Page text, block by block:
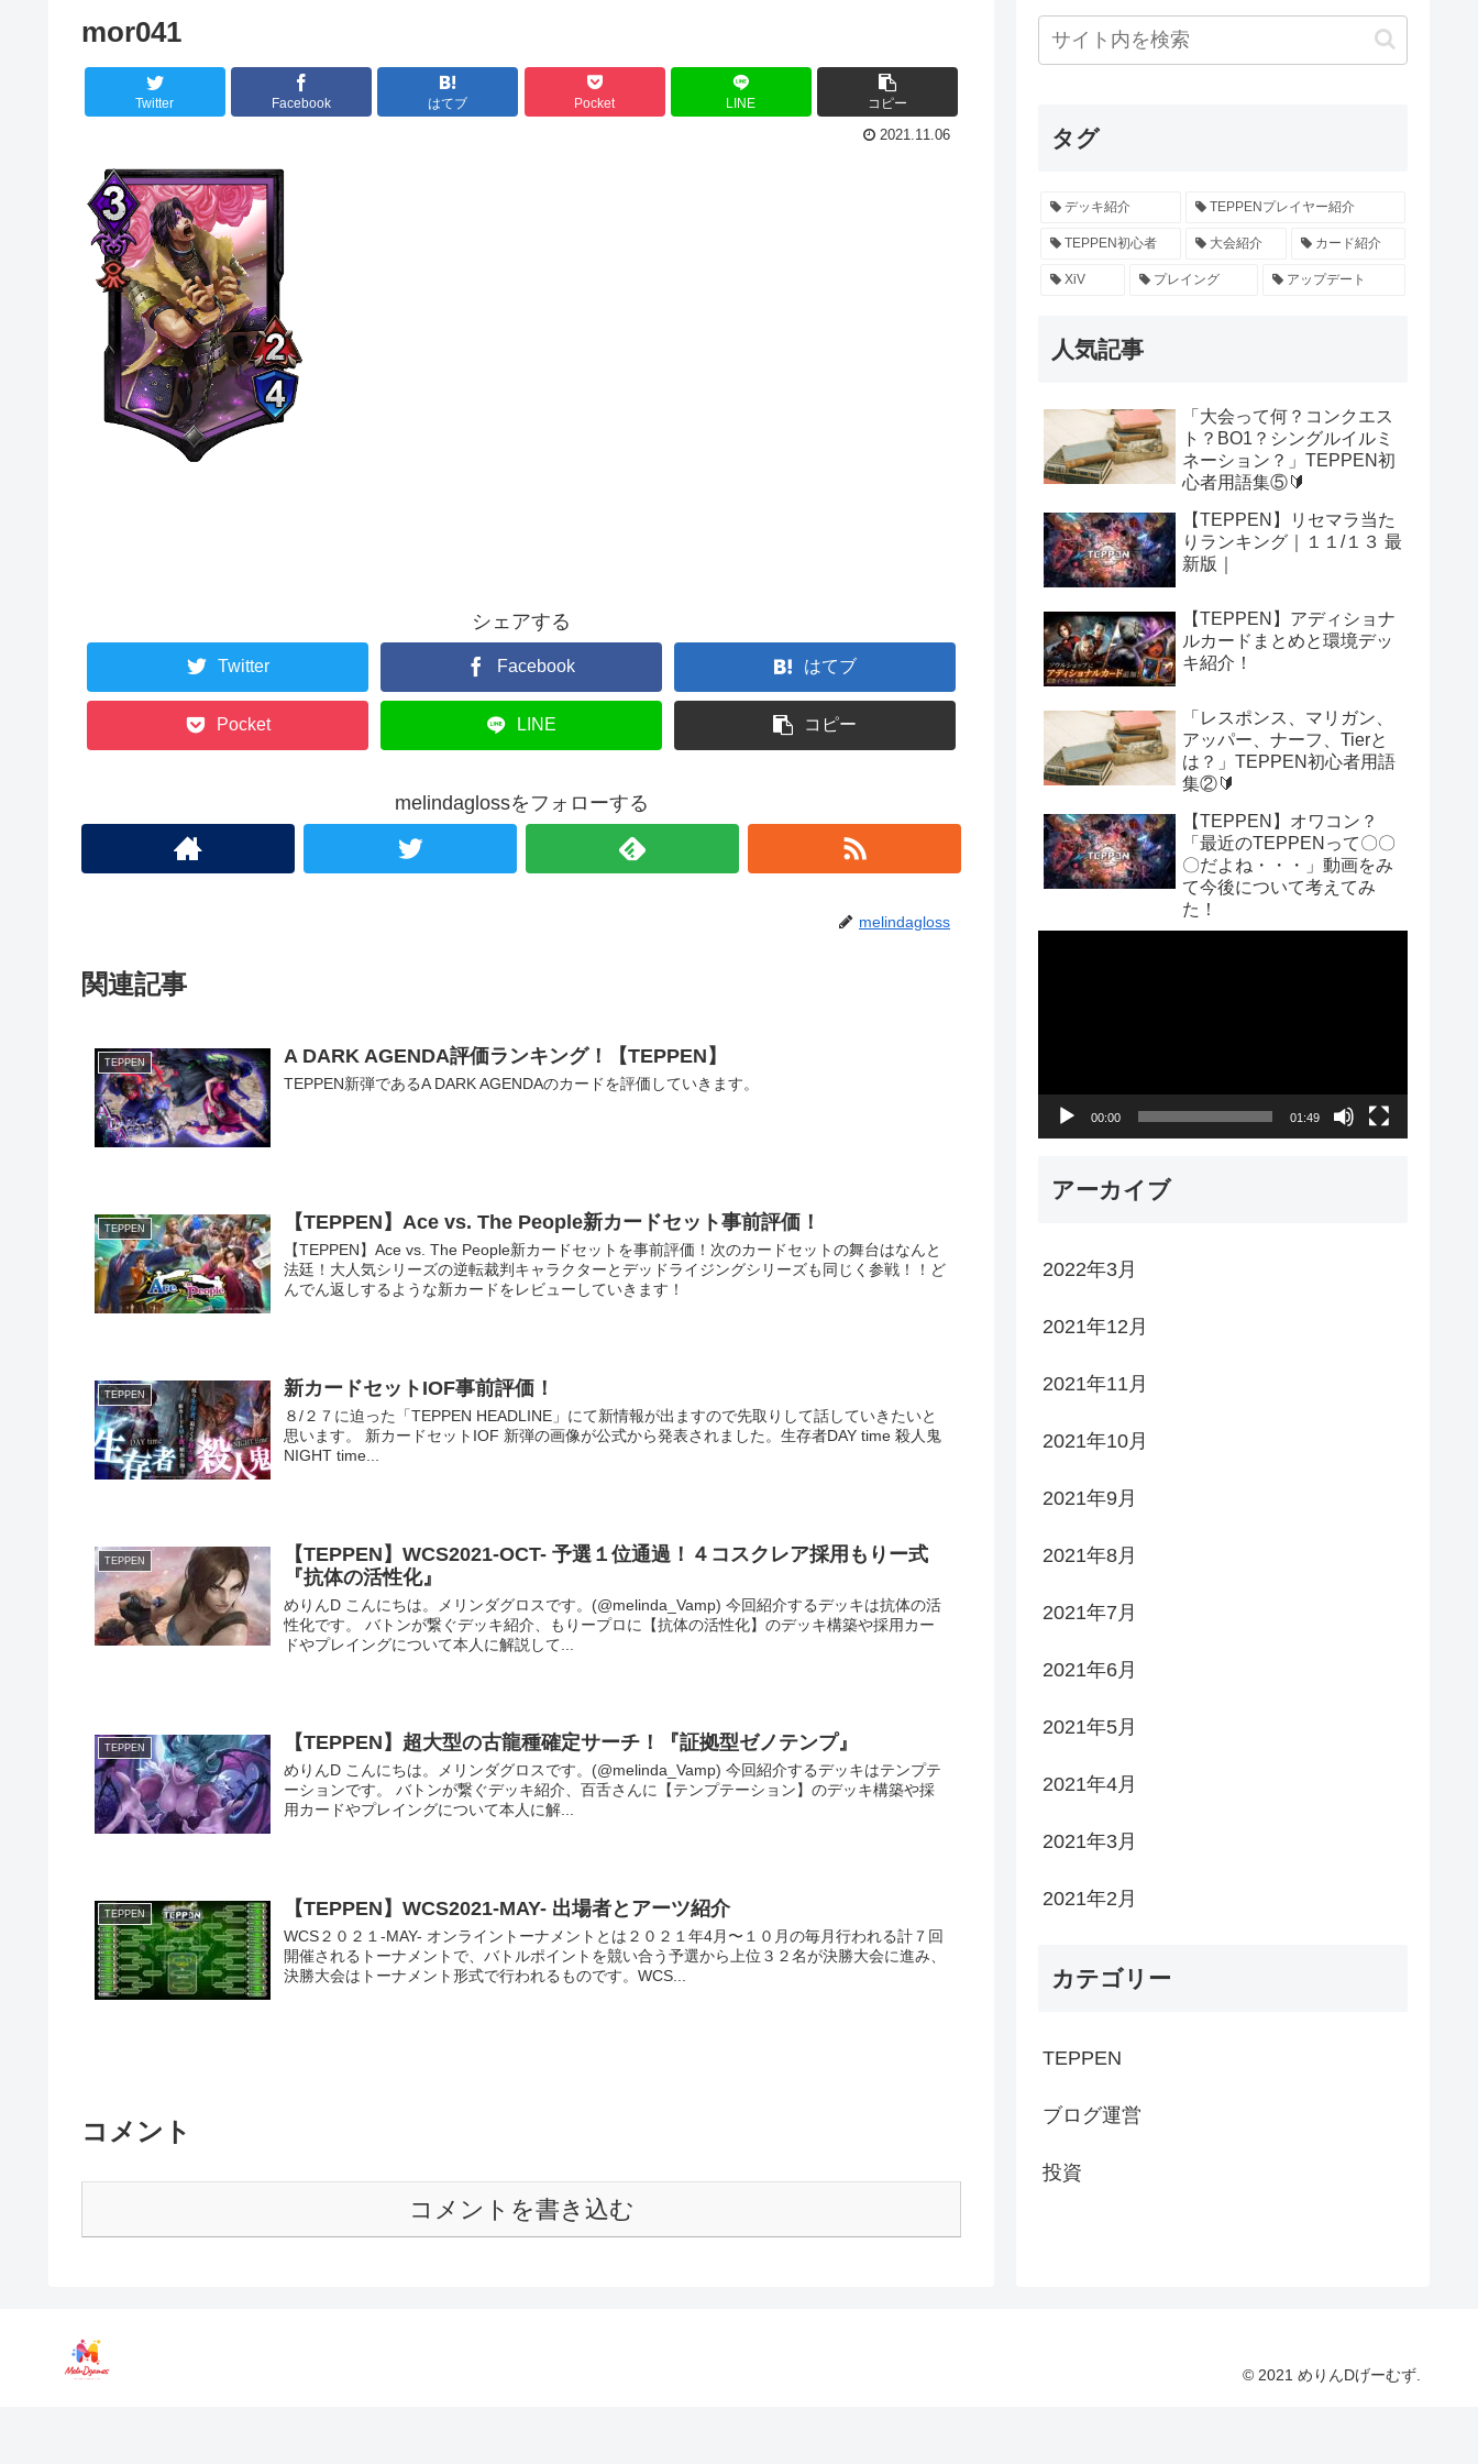
mor041
Twitter Facebook はてブ Pocket LINE コピー
2021.11.06
シェアする
Twitter Facebook はてブ
Pocket LINE コピー
melindaglossをフォローする
melindagloss
関連記事
TEPPEN A DARK AGENDA評価ランキング！【TEPPEN】
TEPPEN新弾であるA DARK AGENDAのカードを評価していきます。
TEPPEN 【TEPPEN】Ace vs. The People新カードセット事前評価！
【TEPPEN】Ace vs. The People新カードセットを事前評価！次のカードセットの舞台はなんと
法廷！大人気シリーズの逆転裁判キャラクターとデッドライジングシリーズも同じく参戦！！ど
んでん返しするような新カードをレビューしていきます！
TEPPEN 新カードセットIOF事前評価！
８/２７に迫った「TEPPEN HEADLINE」にて新情報が出ますので先取りして話していきたいと
思います。 新カードセットIOF 新弾の画像が公式から発表されました。生存者DAY time 殺人鬼
NIGHT time...
TEPPEN
【TEPPEN】WCS2021-OCT- 予選１位通過！４コスクレア採用もりー式
『抗体の活性化』
めりんD こんにちは。メリンダグロスです。(@melinda_Vamp) 今回紹介するデッキは抗体の活
性化です。 バトンが繋ぐデッキ紹介、もりープロに【抗体の活性化】のデッキ構築や採用カー
ドやプレイングについて本人に解説して...
TEPPEN 【TEPPEN】超大型の古龍種確定サーチ！『証拠型ゼノテンプ』
めりんD こんにちは。メリンダグロスです。(@melinda_Vamp) 今回紹介するデッキはテンプテ
ーションです。 バトンが繋ぐデッキ紹介、百舌さんに【テンプテーション】のデッキ構築や採
用カードやプレイングについて本人に解...
TEPPEN 【TEPPEN】WCS2021-MAY- 出場者とアーツ紹介
WCS２０２１-MAY- オンライントーナメントとは２０２１年4月〜１０月の毎月行われる計７回
開催されるトーナメントで、バトルポイントを競い合う予選から上位３２名が決勝大会に進み、
決勝大会はトーナメント形式で行われるものです。WCS...
コメント
コメントを書き込む
タグ
デッキ紹介 TEPPENプレイヤー紹介
TEPPEN初心者 大会紹介 カード紹介
XiV プレイング アップデート
人気記事
「大会って何？コンクエス
ト？BO1？シングルイルミ
ネーション？」TEPPEN初
心者用語集⑤🔰
【TEPPEN】リセマラ当た
りランキング｜１１/１３ 最
新版｜
【TEPPEN】アディショナ
ルカードまとめと環境デッ
キ紹介！
「レスポンス、マリガン、
アッパー、ナーフ、Tierと
は？」TEPPEN初心者用語
集②🔰
【TEPPEN】オワコン？
「最近のTEPPENって〇〇
〇だよね・・・」動画をみ
て今後について考えてみ
た！
00:00 01:49
アーカイブ
2022年3月
2021年12月
2021年11月
2021年10月
2021年9月
2021年8月
2021年7月
2021年6月
2021年5月
2021年4月
2021年3月
2021年2月
カテゴリー
TEPPEN
ブログ運営
投資
© 2021 めりんDげーむず.